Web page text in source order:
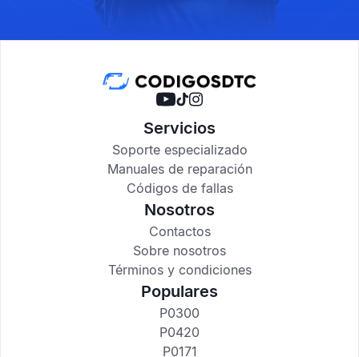
Servicios
Soporte especializado
Manuales de reparación
Códigos de fallas
Nosotros
Contactos
Sobre nosotros
Términos y condiciones
Populares
P0300
P0420
P0171